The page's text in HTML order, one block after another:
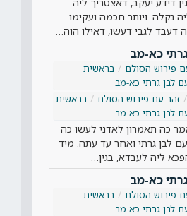
נקלה. ויותר חכמה ועקימו
לגבי דעשו, דאילו הוה…
כא-מב
פירוש הסולם
בראשית
לבן גרתי כא-מב
זהר עם פירוש הסולם
בראשית
לבן גרתי כא-מב
כה תאמרון לאדני לעשו כה
לבן גרתי ואחר עד עתה. מיד
ליה לעבדא, בגין…
כא-מב
פירוש הסולם
בראשית
לבן גרתי כא-מב